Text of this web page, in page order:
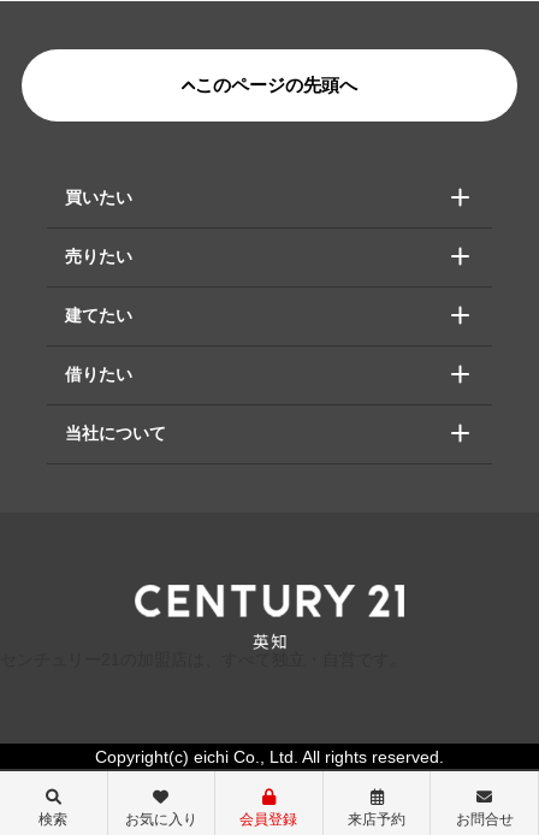
このページの先頭へ
買いたい
売りたい
建てたい
借りたい
当社について
Copyright(c) eichi Co., Ltd. All rights reserved.
検索 お気に入り 会員登録 来店予約 お問合せ